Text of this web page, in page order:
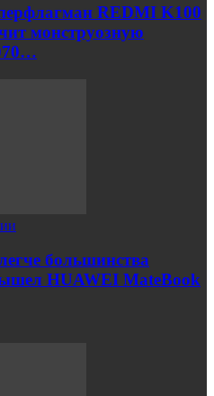
REDMI K100
монструозную
большинства
HUAWEI MateBook